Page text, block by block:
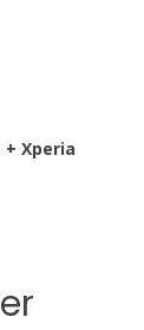
+ Xperia